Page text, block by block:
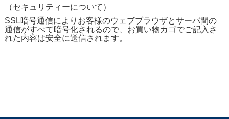
（セキュリティーについて）
SSL暗号通信によりお客様のウェブブラウザとサーバ間の
通信がすべて暗号化されるので、お買い物カゴでご記入さ
れた内容は安全に送信されます。